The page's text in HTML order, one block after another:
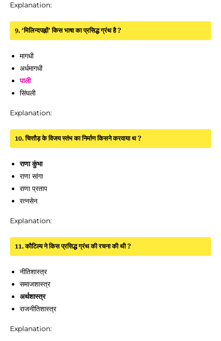
Explanation:
9. ‘मिलिन्दपह्नों’ किस भाषा का प्रसिद्ध ग्रंथ है ?
मागधी
अर्धमागधी
पाली
सिंघली
Explanation:
10. चित्तौड़ के विजय स्तंभ का निर्माण किसने करवाया थ ?
राणा कुंभा
राणा सांगा
राणा प्रताप
रत्नसेन
Explanation:
11. कौटिल्य ने किस प्रसिद्ध ग्रंथ की रचना की थी ?
नीतिशास्त्र
समाजशास्त्र
अर्थशास्त्र
राजनीतिशास्त्र
Explanation: